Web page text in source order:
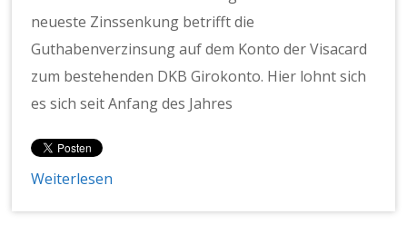
neueste Zinssenkung betrifft die
Guthabenverzinsung auf dem Konto der Visacard
zum bestehenden DKB Girokonto. Hier lohnt sich
es sich seit Anfang des Jahres
Weiterlesen